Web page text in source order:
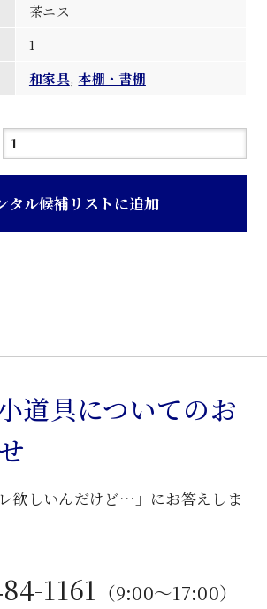
茶ニス
1
和家具, 本棚・書棚
茶
塗
タル候補リストに追加
道具についてのお
レ欲しいんだけど…」にお答えしま
1161 （9:00〜17:00）